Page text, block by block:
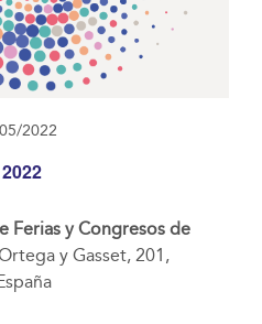
2022
Ferias y Congresos de
y Gasset, 201,